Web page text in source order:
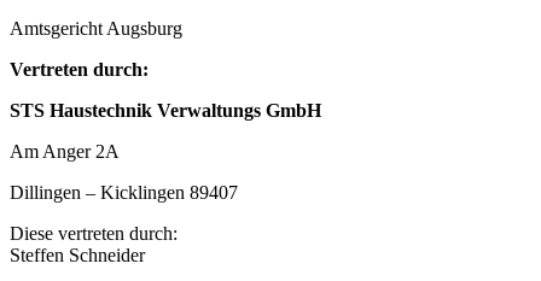
Amtsgericht Augsburg
Vertreten durch:
STS Haustechnik Verwaltungs GmbH
Am Anger 2A
Dillingen – Kicklingen 89407
Diese vertreten durch:
Steffen Schneider